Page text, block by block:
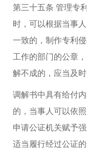
第三十五条 管理专
时，可以根据当事
一致的，制作专利
工作的部门的公章
解不成的，应当及时
调解书中具有给付
的，当事人可以依
申请公证机关赋予
适当履行经过公证